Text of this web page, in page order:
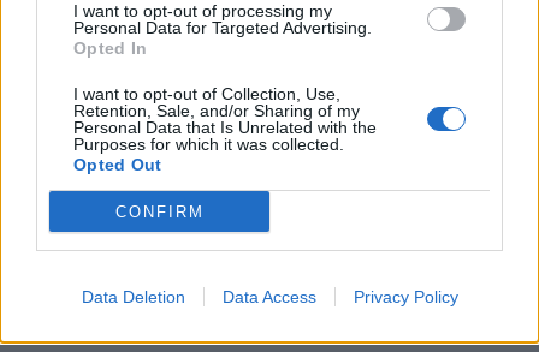
I want to opt-out of processing my
Personal Data for Targeted Advertising.
Opted In
I want to opt-out of Collection, Use,
Retention, Sale, and/or Sharing of my
Personal Data that Is Unrelated with the
Purposes for which it was collected.
Opted Out
CONFIRM
Data Deletion Data Access Privacy Policy